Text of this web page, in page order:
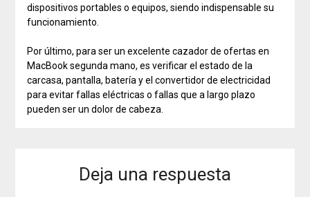
dispositivos portables o equipos, siendo indispensable su
funcionamiento.
Por último, para ser un excelente cazador de ofertas en
MacBook segunda mano, es verificar el estado de la
carcasa, pantalla, batería y el convertidor de electricidad
para evitar fallas eléctricas o fallas que a largo plazo
pueden ser un dolor de cabeza.
Deja una respuesta